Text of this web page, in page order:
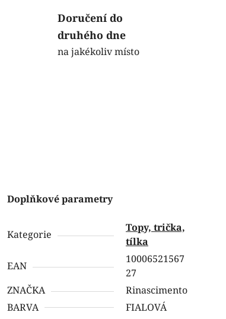
Doručení do
druhého dne
na jakékoliv místo
Doplňkové parametry
Kategorie
Topy, trička,
tílka
EAN
10006521567
27
ZNAČKA
Rinascimento
BARVA
FIALOVÁ